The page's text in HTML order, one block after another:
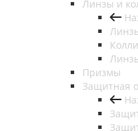
Линзы и
Призмы
Защитная